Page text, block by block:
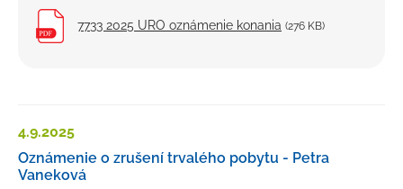
7733 2025 URO oznámenie konania (276 KB)
4.9.2025
Oznámenie o zrušení trvalého pobytu - Petra
Vaneková